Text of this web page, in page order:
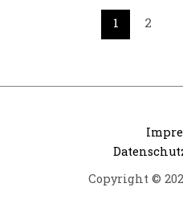
1 2
Copyright ©